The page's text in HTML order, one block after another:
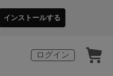
インストールする
ログイン